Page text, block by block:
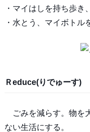
・マイはしを持ち歩き
・水とう、マイボトル
Ｒeduce(りでゅーす)
ごみを減らす。物を
ない生活にする。